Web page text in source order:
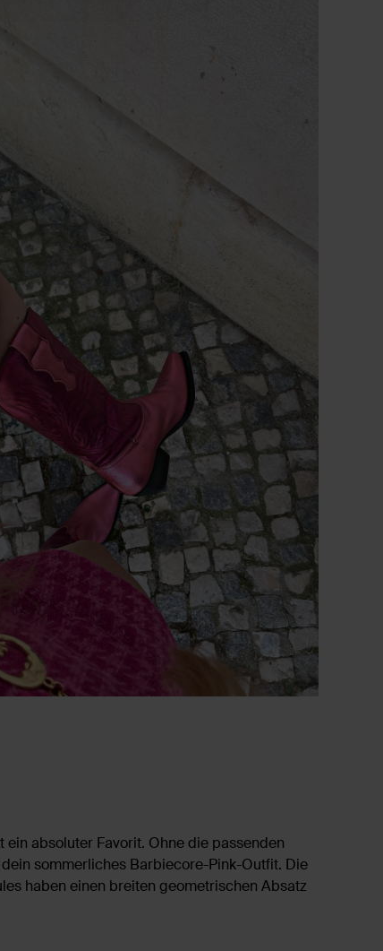
absoluter Favorit. Ohne die passenden
sommerliches Barbiecore-Pink-Outfit. Die
haben einen breiten geometrischen Absatz